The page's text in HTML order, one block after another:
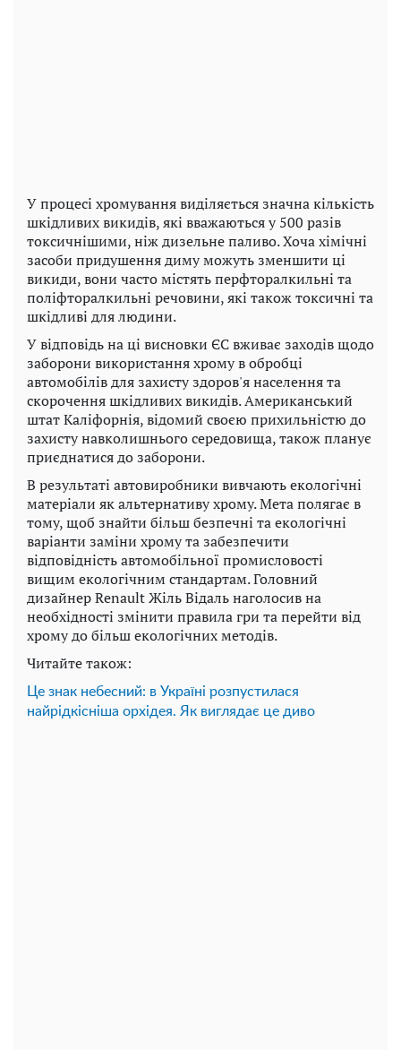
У процесі хромування виділяється значна кількість
шкідливих викидів, які вважаються у 500 разів
токсичнішими, ніж дизельне паливо. Хоча хімічні
засоби придушення диму можуть зменшити ці
викиди, вони часто містять перфторалкильні та
поліфторалкильні речовини, які також токсичні та
шкідливі для людини.
У відповідь на ці висновки ЄС вживає заходів щодо
заборони використання хрому в обробці
автомобілів для захисту здоров'я населення та
скорочення шкідливих викидів. Американський
штат Каліфорнія, відомий своєю прихильністю до
захисту навколишнього середовища, також планує
приєднатися до заборони.
В результаті автовиробники вивчають екологічні
матеріали як альтернативу хрому. Мета полягає в
тому, щоб знайти більш безпечні та екологічні
варіанти заміни хрому та забезпечити
відповідність автомобільної промисловості
вищим екологічним стандартам. Головний
дизайнер Renault Жіль Відаль наголосив на
необхідності змінити правила гри та перейти від
хрому до більш екологічних методів.
Читайте також:
Це знак небесний: в Україні розпустилася
найрідкісніша орхідея. Як виглядає це диво